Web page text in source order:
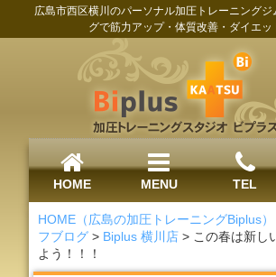
広島市西区横川のパーソナル加圧トレーニング
グで筋力アップ・体質改善・ダイエッ
HOME MENU TEL
HOME（広島の加圧トレーニングBiplus）
フブログ > Biplus 横川店 > この春は新し
よう！！！